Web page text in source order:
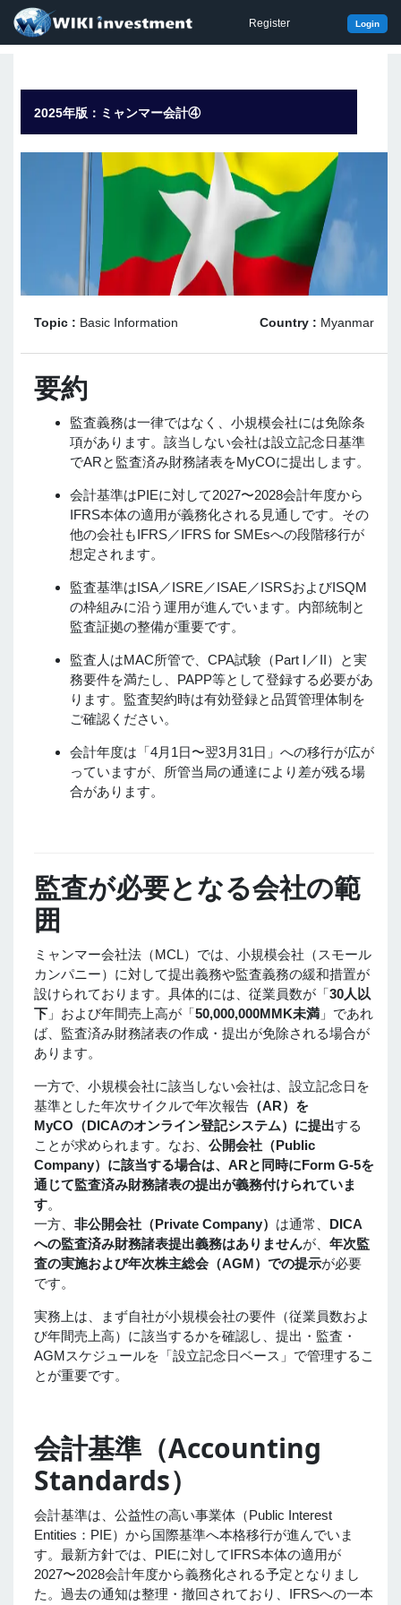
Register Login
2025年版：ミャンマー会計④
Topic : Basic Information Country : Myanmar
要約
監査義務は一律ではなく、小規模会社には免除条
項があります。該当しない会社は設立記念日基準
でARと監査済み財務諸表をMyCOに提出します。
会計基準はPIEに対して2027〜2028会計年度から
IFRS本体の適用が義務化される見通しです。その
他の会社もIFRS／IFRS for SMEsへの段階移行が
想定されます。
監査基準はISA／ISRE／ISAE／ISRSおよびISQM
の枠組みに沿う運用が進んでいます。内部統制と
監査証拠の整備が重要です。
監査人はMAC所管で、CPA試験（Part I／II）と実
務要件を満たし、PAPP等として登録する必要があ
ります。監査契約時は有効登録と品質管理体制を
ご確認ください。
会計年度は「4月1日〜翌3月31日」への移行が広が
っていますが、所管当局の通達により差が残る場
合があります。
監査が必要となる会社の範
囲
ミャンマー会社法（MCL）では、小規模会社（スモール
カンパニー）に対して提出義務や監査義務の緩和措置が
設けられております。具体的には、従業員数が「30人以
下」および年間売上高が「50,000,000MMK未満」であれ
ば、監査済み財務諸表の作成・提出が免除される場合が
あります。
一方で、小規模会社に該当しない会社は、設立記念日を
基準とした年次サイクルで年次報告（AR）を
MyCO（DICAのオンライン登記システム）に提出する
ことが求められます。なお、 公開会社（Public
Company） に該当する場合は、ARと同時にForm G-5を
通じて監査済み財務諸表の提出が義務付けられていま
す。
一方、 非公開会社（Private Company） は通常、 DICA
への監査済み財務諸表提出義務はありませんが、 年次監
査の実施および年次株主総会（AGM）での提示が必要
です。
実務上は、まず自社が小規模会社の要件（従業員数およ
び年間売上高）に該当するかを確認し、提出・監査・
AGMスケジュールを「設立記念日ベース」で管理するこ
とが重要です。
会計基準（Accounting
Standards）
会計基準は、公益性の高い事業体（Public Interest
Entities：PIE）から国際基準へ本格移行が進んでいま
す。最新方針では、PIEに対してIFRS本体の適用が
2027〜2028会計年度から義務化される予定となりまし
た。過去の通知は整理・撤回されており、IFRSへの一本